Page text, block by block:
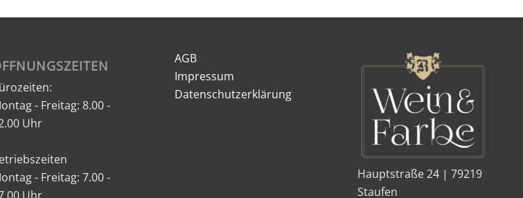
- Freitag: 8.00 -
Uhr
- Freitag: 7.00 -
AGB
Impressum
Datenschutzerklärung
Hauptstraße 24 | 79219
Staufen